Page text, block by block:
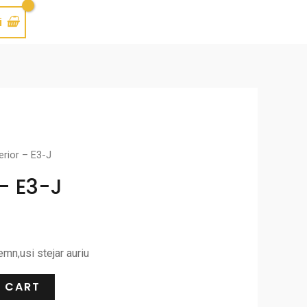
– E3-J
E3-J
stejar auriu